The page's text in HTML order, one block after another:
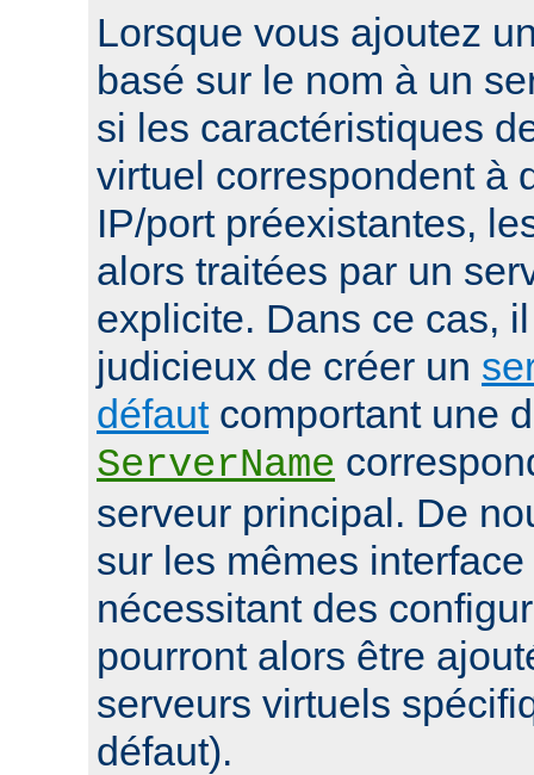
Lorsque vous ajoutez
basé sur le nom à un
si les caractéristiques
virtuel correspondent à
IP/port préexistantes,
alors traitées par un
explicite. Dans ce cas,
judicieux de créer un
défautcomportant une
ServerName
serveur principal. De
sur les mêmes
nécessitant des
pourront alors être
serveurs virtuels
défaut).